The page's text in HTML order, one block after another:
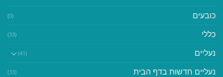
כובעים (0)
כללי (33)
נעליים (41)
נעליים חדשות בדף הבית (33)